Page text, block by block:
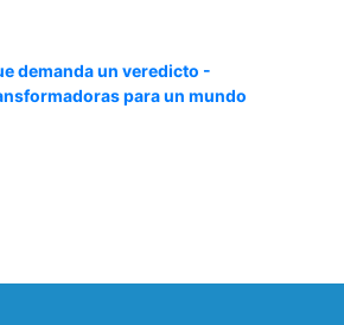
demanda un veredicto -
para un mundo